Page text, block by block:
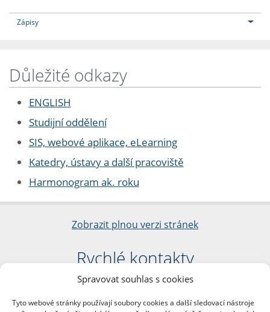
Spravovat souhlas s cookies
Tyto webové stránky používají soubory cookies a další sledovací nástroje
Zápisy
Důležité odkazy
ENGLISH
Studijní oddělení
SIS, webové aplikace, eLearning
Katedry, ústavy a další pracoviště
Harmonogram ak. roku
Zobrazit plnou verzi stránek
Rychlé kontakty
Filozofická fakulta
nám. Jana Palacha 1/2